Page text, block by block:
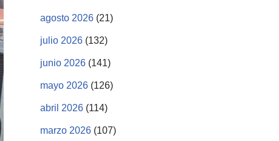
agosto 2026 (21)
julio 2026 (132)
junio 2026 (141)
mayo 2026 (126)
abril 2026 (114)
marzo 2026 (107)